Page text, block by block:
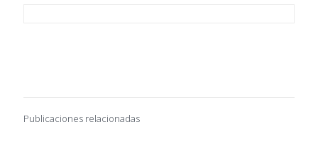
Publicaciones relacionadas